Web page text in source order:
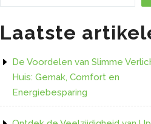
Laatste
De Voordelen van Slimme
Huis: Gemak, Comfort en
Energiebesparing